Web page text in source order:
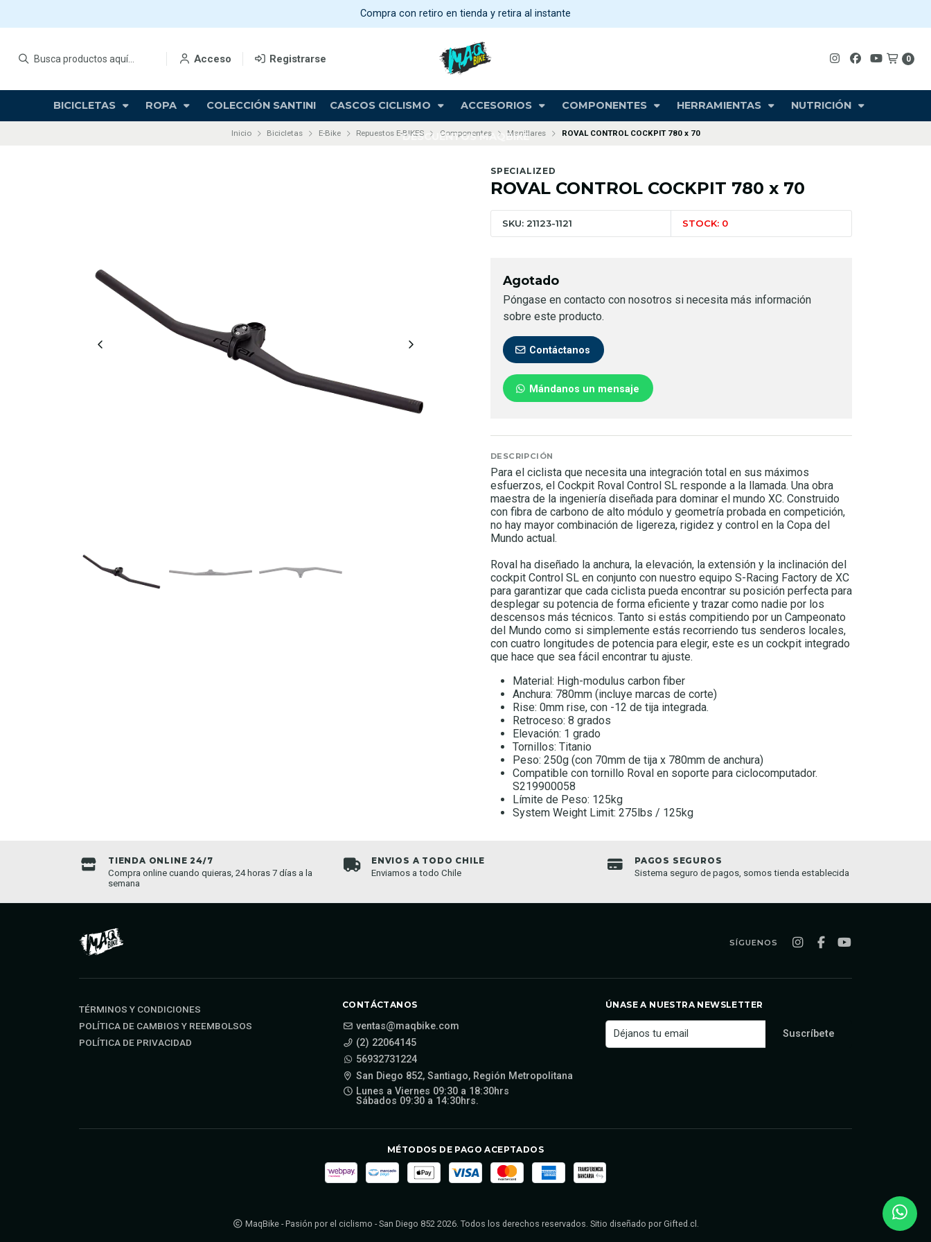
Acceso Registrarse 0
BICICLETAS ROPA COLECCIÓN SANTINI CASCOS CICLISMO ACCESORIOS COMPONENTES HERRAMIENTAS NUTRICIÓN
DESCUENTOS MAQBIKE
Compra con retiro en tienda y retira al instante
Inicio Bicicletas E-Bike Repuestos E-BIKES Componentes Manillares ROVAL CONTROL COCKPIT 780 x 70
SPECIALIZED
ROVAL CONTROL COCKPIT 780 x 70
SKU: 21123-1121 STOCK: 0
Agotado
Póngase en contacto con nosotros si necesita más información
sobre este producto.
Contáctanos
Mándanos un mensaje
DESCRIPCIÓN
Para el ciclista que necesita una integración total en sus máximos
esfuerzos, el Cockpit Roval Control SL responde a la llamada. Una obra
maestra de la ingeniería diseñada para dominar el mundo XC. Construido
con fibra de carbono de alto módulo y geometría probada en competición,
no hay mayor combinación de ligereza, rigidez y control en la Copa del
Mundo actual.
Roval ha diseñado la anchura, la elevación, la extensión y la inclinación del
cockpit Control SL en conjunto con nuestro equipo S-Racing Factory de XC
para garantizar que cada ciclista pueda encontrar su posición perfecta para
desplegar su potencia de forma eficiente y trazar como nadie por los
descensos más técnicos. Tanto si estás compitiendo por un Campeonato
del Mundo como si simplemente estás recorriendo tus senderos locales,
con cuatro longitudes de potencia para elegir, este es un cockpit integrado
que hace que sea fácil encontrar tu ajuste.
Material: High-modulus carbon fiber
Anchura: 780mm (incluye marcas de corte)
Rise: 0mm rise, con -12 de tija integrada.
Retroceso: 8 grados
Elevación: 1 grado
Tornillos: Titanio
Peso: 250g (con 70mm de tija x 780mm de anchura)
Compatible con tornillo Roval en soporte para ciclocomputador.
S219900058
Límite de Peso: 125kg
System Weight Limit: 275lbs / 125kg
TIENDA ONLINE 24/7
Compra online cuando quieras, 24 horas 7 días a la
semana
ENVIOS A TODO CHILE
Enviamos a todo Chile
PAGOS SEGUROS
Sistema seguro de pagos, somos tienda establecida
SÍGUENOS
TÉRMINOS Y CONDICIONES
POLÍTICA DE CAMBIOS Y REEMBOLSOS
POLÍTICA DE PRIVACIDAD
CONTÁCTANOS
ventas@maqbike.com
(2) 22064145
56932731224
San Diego 852, Santiago, Región Metropolitana
Lunes a Viernes 09:30 a 18:30hrs
Sábados 09:30 a 14:30hrs.
ÚNASE A NUESTRA NEWSLETTER
MÉTODOS DE PAGO ACEPTADOS
MaqBike - Pasión por el ciclismo - San Diego 852 2026. Todos los derechos reservados. Sitio diseñado por Gifted.cl